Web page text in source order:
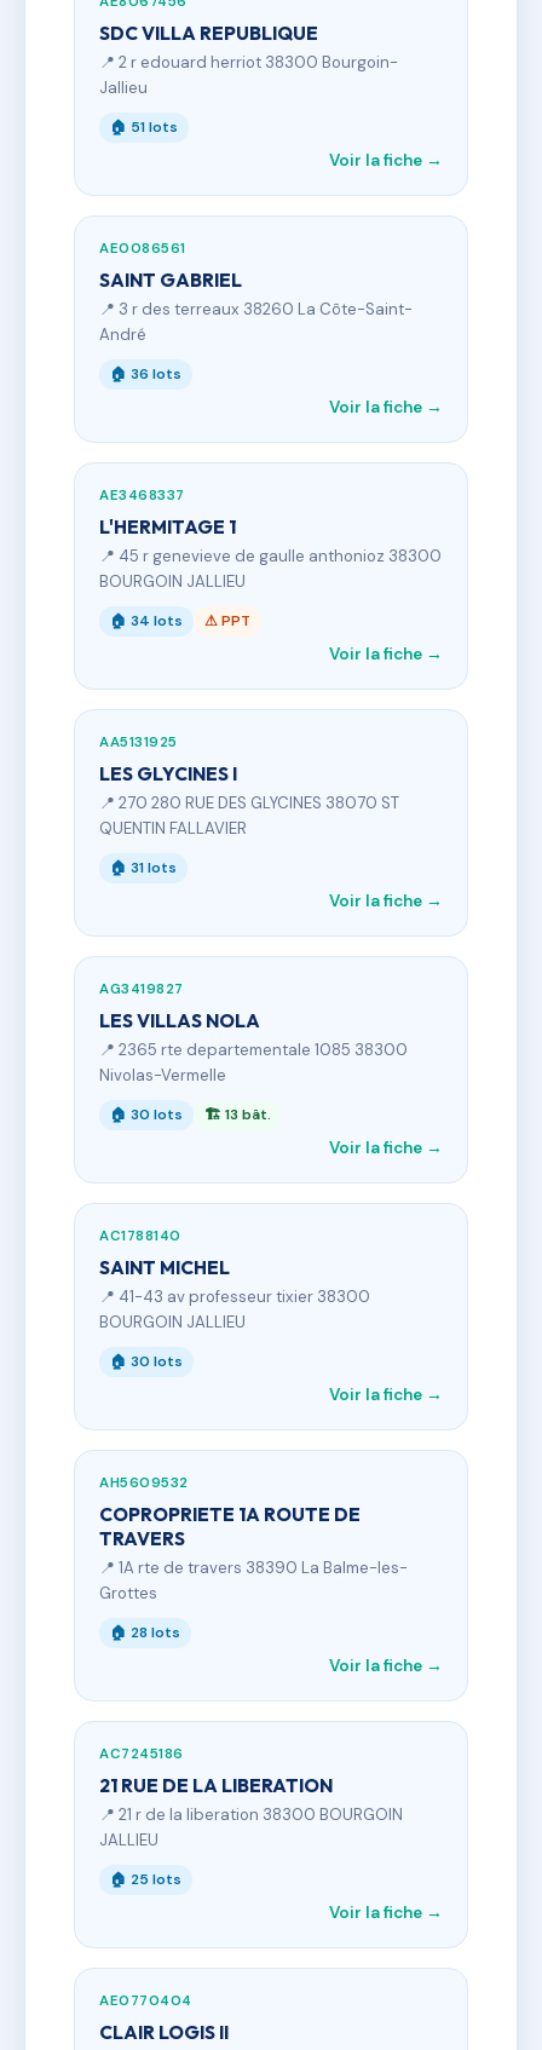
SDC VILLA REPUBLIQUE
📍 2 r edouard herriot 38300 Bourgoin-
Jallieu
🏠 51 lots
Voir la fiche →
AE0086561
SAINT GABRIEL
📍 3 r des terreaux 38260 La Côte-Saint-
André
🏠 36 lots
Voir la fiche →
AE3468337
L'HERMITAGE 1
📍 45 r genevieve de gaulle anthonioz 38300
BOURGOIN JALLIEU
🏠 34 lots ⚠ PPT
Voir la fiche →
AA5131925
LES GLYCINES I
📍 270 280 RUE DES GLYCINES 38070 ST
QUENTIN FALLAVIER
🏠 31 lots
Voir la fiche →
AG3419827
LES VILLAS NOLA
📍 2365 rte departementale 1085 38300
Nivolas-Vermelle
🏠 30 lots 🏗 13 bât.
Voir la fiche →
AC1788140
SAINT MICHEL
📍 41-43 av professeur tixier 38300
BOURGOIN JALLIEU
🏠 30 lots
Voir la fiche →
AH5609532
COPROPRIETE 1A ROUTE DE
TRAVERS
📍 1A rte de travers 38390 La Balme-les-
Grottes
🏠 28 lots
Voir la fiche →
AC7245186
21 RUE DE LA LIBERATION
📍 21 r de la liberation 38300 BOURGOIN
JALLIEU
🏠 25 lots
Voir la fiche →
AE0770404
CLAIR LOGIS II